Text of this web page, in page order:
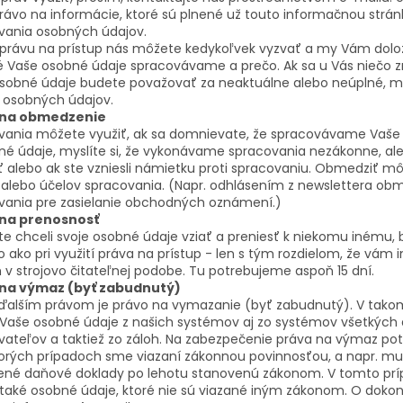
na informácie, ktoré sú plnené už touto informačnou
osobných údajov.
na prístup nás môžete kedykoľvek vyzvať a my Vám
Vaše osobné údaje spracovávame a prečo. Ak sa u Vás niečo
údaje budete považovať za neaktuálne alebo neúplné,
údajov.
obmedzenie
môžete využiť, ak sa domnievate, že spracovávame Vaše
údaje, myslíte si, že vykonávame spracovania nezákonne,
alebo ak ste vzniesli námietku proti spracovaniu. Obmedziť
účelov spracovania. (Napr. odhlásením z newslettera
pre zasielanie obchodných oznámení.)
prenosnosť
chceli svoje osobné údaje vziať a preniesť k niekomu
ako pri využití práva na prístup - len s tým rozdielom, že
v strojovo čitateľnej podobe. Tu potrebujeme aspoň 15 dní.
výmaz (byť zabudnutý)
právom je právo na vymazanie (byť zabudnutý). V
osobné údaje z našich systémov aj zo systémov
a taktiež zo záloh. Na zabezpečenie práva na výmaz
prípadoch sme viazaní zákonnou povinnosťou, a napr.
daňové doklady po lehotu stanovenú zákonom. V tomto
osobné údaje, ktoré nie sú viazané iným zákonom. O